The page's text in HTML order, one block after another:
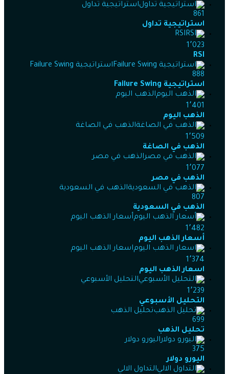
استراتيجية تداول
861
استراتيجية تداول
RSI
1٬023
RSI
استراتيجية Failure Swing
888
استراتيجية Failure Swing
الذهب اليوم
1٬401
الذهب اليوم
الذهب في الصاغة
1٬509
الذهب في الصاغة
الذهب في مصر
1٬077
الذهب في مصر
الذهب في السعودية
807
الذهب في السعودية
أسعار الذهب اليوم
1٬482
أسعار الذهب اليوم
اسعار الذهب اليوم
1٬374
اسعار الذهب اليوم
التحليل الأسبوعي
1٬239
التحليل الأسبوعي
تحليل الذهب
699
تحليل الذهب
اليورو دولار
375
اليورو دولار
التداول الالي